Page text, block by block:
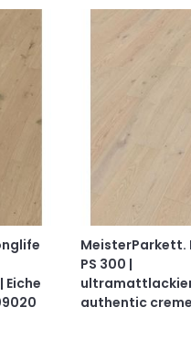
MeisterParkett.
PS 300 |
authentic